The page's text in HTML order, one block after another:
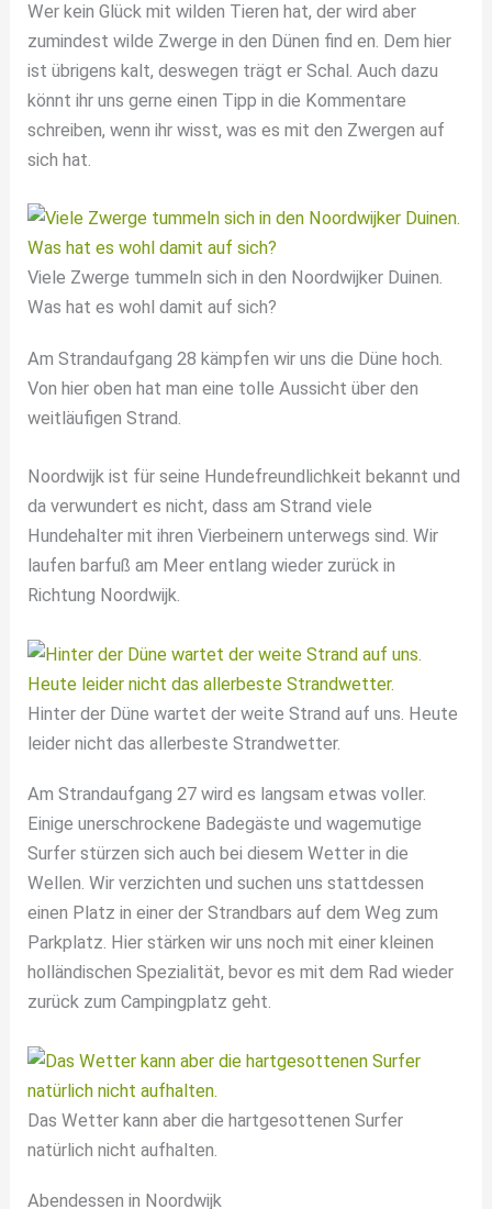
Wer kein Glück mit wilden Tieren hat, der wird aber
zumindest wilde Zwerge in den Dünen find en. Dem hier
ist übrigens kalt, deswegen trägt er Schal. Auch dazu
könnt ihr uns gerne einen Tipp in die Kommentare
schreiben, wenn ihr wisst, was es mit den Zwergen auf
sich hat.
Viele Zwerge tummeln sich in den Noordwijker Duinen.
Was hat es wohl damit auf sich?
Am Strandaufgang 28 kämpfen wir uns die Düne hoch.
Von hier oben hat man eine tolle Aussicht über den
weitläufigen Strand.
Noordwijk ist für seine Hundefreundlichkeit bekannt und
da verwundert es nicht, dass am Strand viele
Hundehalter mit ihren Vierbeinern unterwegs sind. Wir
laufen barfuß am Meer entlang wieder zurück in
Richtung Noordwijk.
Hinter der Düne wartet der weite Strand auf uns. Heute
leider nicht das allerbeste Strandwetter.
Am Strandaufgang 27 wird es langsam etwas voller.
Einige unerschrockene Badegäste und wagemutige
Surfer stürzen sich auch bei diesem Wetter in die
Wellen. Wir verzichten und suchen uns stattdessen
einen Platz in einer der Strandbars auf dem Weg zum
Parkplatz. Hier stärken wir uns noch mit einer kleinen
holländischen Spezialität, bevor es mit dem Rad wieder
zurück zum Campingplatz geht.
Das Wetter kann aber die hartgesottenen Surfer
natürlich nicht aufhalten.
Abendessen in Noordwijk